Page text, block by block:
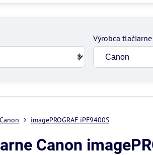
Výrobca tlačiarne
Canon imagePROGRAF iPF9400S
Canon